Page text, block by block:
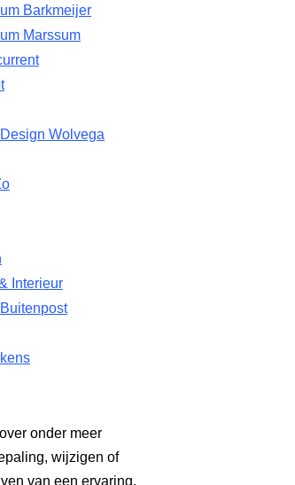
Barkmeijer
Marssum
Wolvega
Interieur
onder meer
wijzigen of
van een ervaring.